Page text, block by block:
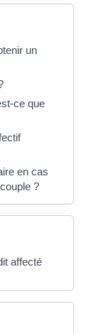
un
ce que
en cas
?
affecté